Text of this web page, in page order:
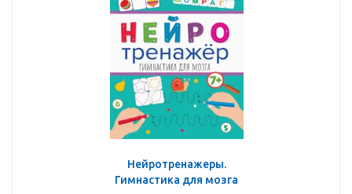
Нейротренажеры.
Гимнастика для мозга